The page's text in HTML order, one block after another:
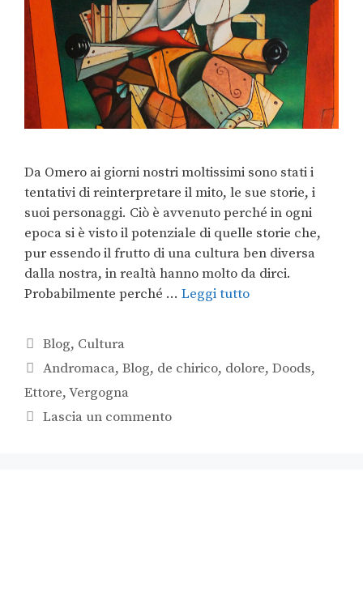
Da Omero ai giorni nostri moltissimi sono stati i
tentativi di reinterpretare il mito, le sue storie, i
suoi personaggi. Ciò è avvenuto perché in ogni
epoca si è visto il potenziale di quelle storie che,
pur essendo il frutto di una cultura ben diversa
dalla nostra, in realtà hanno molto da dirci.
Probabilmente perché … Leggi tutto
Blog, Cultura
Andromaca,Blog, de chirico, dolore,Doods,
Ettore,Vergogna
Lascia un commento